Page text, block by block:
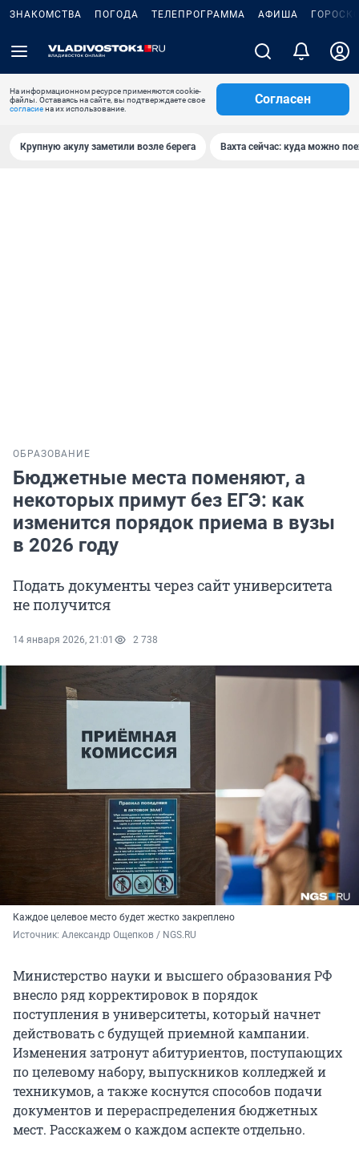
ЗНАКОМСТВА ПОГОДА ТЕЛЕПРОГРАММА АФИША
На информационном ресурсе применяются cookie-
файлы. Оставаясь на сайте, вы подтверждаете свое
согласиена их использование.
Согласен
Крупную акулу заметили возле берега Вахта сейчас: куда можно
ОБРАЗОВАНИЕ
Бюджетные места поменяют, а
некоторых примут без ЕГЭ: как
изменится порядок приема в вузы
в 2026 году
Подать документы через сайт университета
не получится
14 января 2026, 21:01 2 738
Каждое целевое место будет жестко закреплено
Источник: Александр Ощепков / NGS.RU
Министерство науки и высшего образования РФ
внесло ряд корректировок в порядок
поступления в университеты, который начнет
действовать с будущей приемной кампании.
Изменения затронут абитуриентов, поступающих
по целевому набору, выпускников колледжей и
техникумов, а также коснутся способов подачи
документов и перераспределения бюджетных
мест. Расскажем о каждом аспекте отдельно.